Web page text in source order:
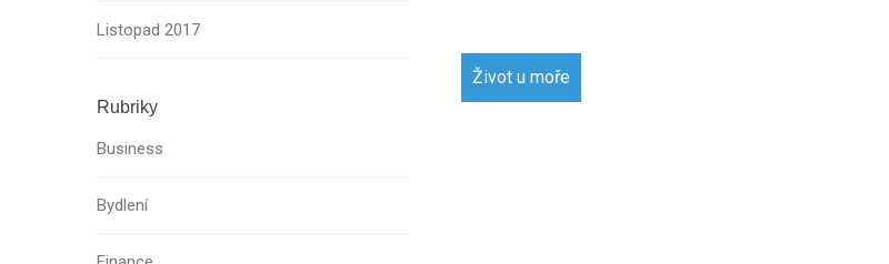
Listopad 2017
Rubriky
Business
Bydlení
Navigace
Život u moře